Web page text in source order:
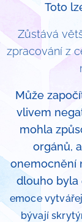
Toto
Zůstává
zpracování z
Může
vlivem
mohla
orgánů,
onemocnění
dlouho byla
emoce
bývají